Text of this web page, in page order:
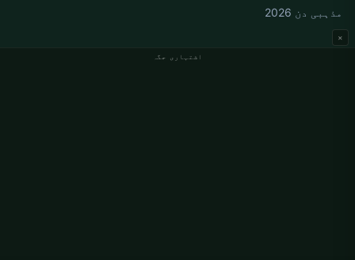
اشتہاری جگہ
×
مذہبی دن 2026